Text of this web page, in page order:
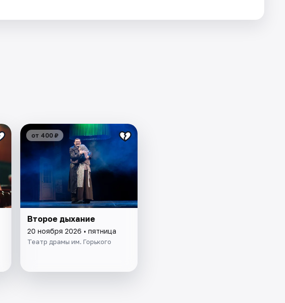
от 400 ₽
Второе дыхание
20 ноября 2026 • пятница
Театр драмы им. Горького